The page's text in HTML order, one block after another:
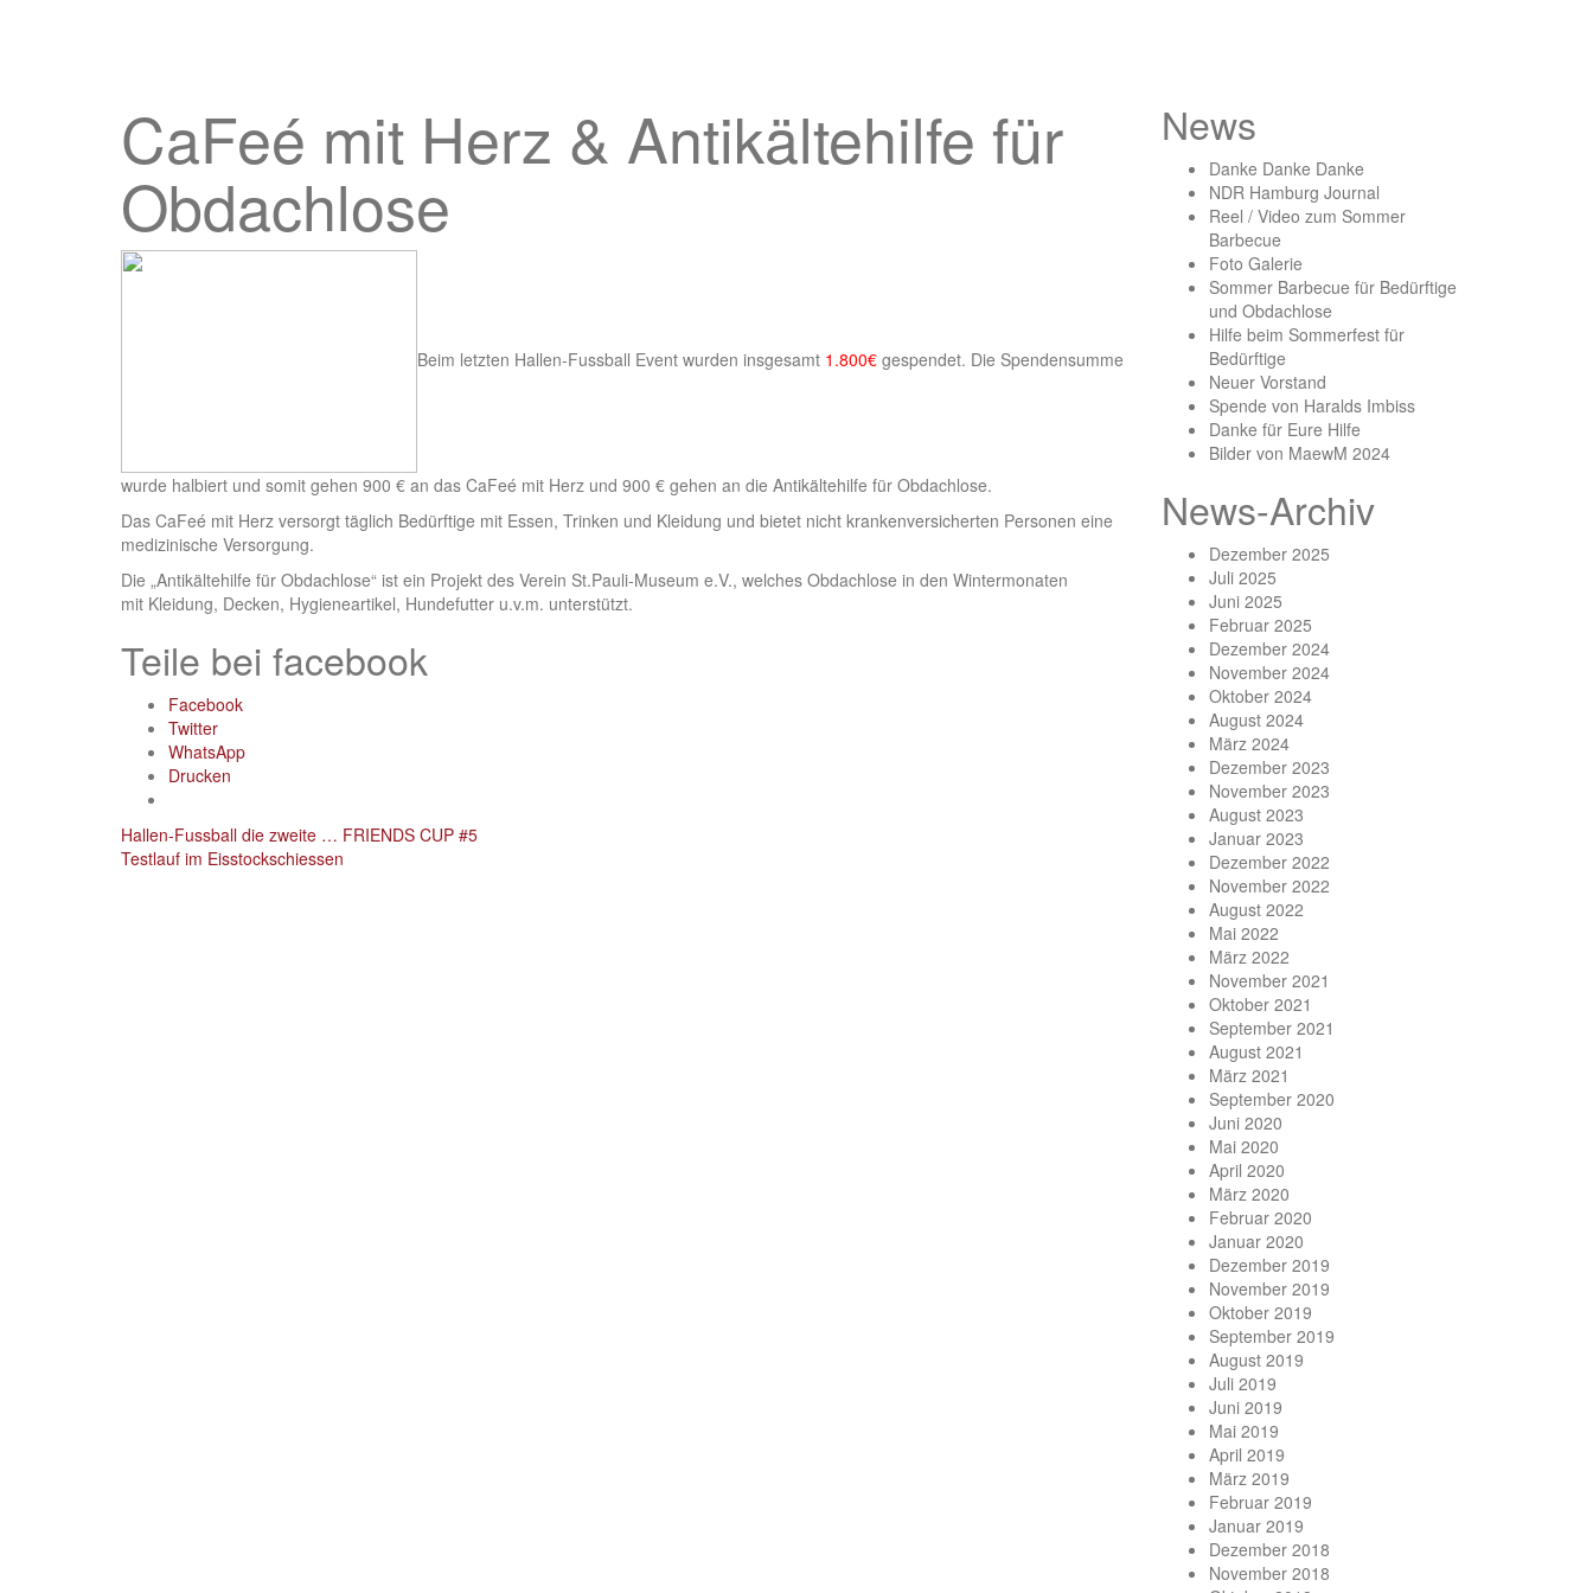
CaFeé mit Herz & Antikältehilfe für
Obdachlose
Beim letzten Hallen-Fussball Event wurden insgesamt 1.800€ gespendet. Die Spendensumme
wurde halbiert und somit gehen 900 € an das CaFeé mit Herz und 900 € gehen an die Antikältehilfe für Obdachlose.
Das CaFeé mit Herz versorgt täglich Bedürftige mit Essen, Trinken und Kleidung und bietet nicht krankenversicherten Personen eine
medizinische Versorgung.
Die „Antikältehilfe für Obdachlose“ ist ein Projekt des Verein St.Pauli-Museum e.V., welches Obdachlose in den Wintermonaten
mit Kleidung, Decken, Hygieneartikel, Hundefutter u.v.m. unterstützt.
Teile bei facebook
Facebook
Twitter
WhatsApp
Drucken
Post
Hallen-Fussball die zweite … FRIENDS CUP #5
Testlauf im Eisstockschiessen
News
Danke Danke Danke
NDR Hamburg Journal
Reel / Video zum Sommer
Barbecue
Foto Galerie
Sommer Barbecue für Bedürftige
und Obdachlose
Hilfe beim Sommerfest für
Bedürftige
Neuer Vorstand
Spende von Haralds Imbiss
Danke für Eure Hilfe
Bilder von MaewM 2024
News-Archiv
Dezember 2025
Juli 2025
Juni 2025
Februar 2025
Dezember 2024
November 2024
Oktober 2024
August 2024
März 2024
Dezember 2023
November 2023
August 2023
Januar 2023
Dezember 2022
November 2022
August 2022
Mai 2022
März 2022
November 2021
Oktober 2021
September 2021
August 2021
März 2021
September 2020
Juni 2020
Mai 2020
April 2020
März 2020
Februar 2020
Januar 2020
Dezember 2019
November 2019
Oktober 2019
September 2019
August 2019
Juli 2019
Juni 2019
Mai 2019
April 2019
März 2019
Februar 2019
Januar 2019
Dezember 2018
November 2018